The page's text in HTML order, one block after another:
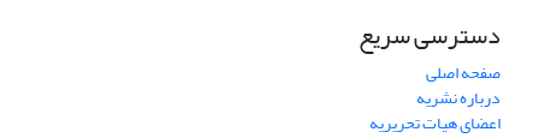
دسترسی سریع
صفحه اصلی
درباره نشریه
اعضای هیات تحریریه